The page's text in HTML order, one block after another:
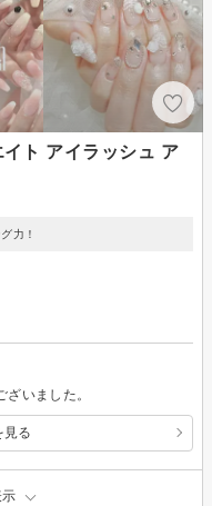
ト アイラッシュ ア
力！
いました。
見る